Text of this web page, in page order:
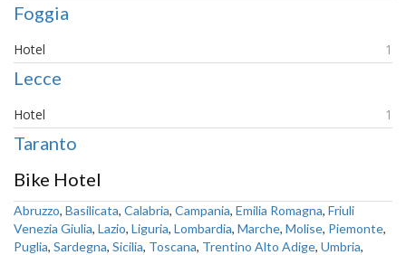
Foggia
Hotel 1
Lecce
Hotel 1
Taranto
Bike Hotel
Abruzzo, Basilicata, Calabria, Campania, Emilia Romagna, Friuli
Venezia Giulia, Lazio, Liguria, Lombardia, Marche, Molise, Piemonte,
Puglia, Sardegna, Sicilia, Toscana, Trentino Alto Adige, Umbria,